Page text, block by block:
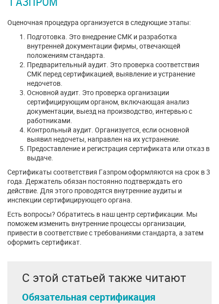
Оценочная процедура организуется в следующие этапы:
Подготовка. Это внедрение СМК и разработка
внутренней документации фирмы, отвечающей
положениям стандарта.
Предварительный аудит. Это проверка соответствия
СМК перед сертификацией, выявление и устранение
недочетов.
Основной аудит. Это проверка организации
сертифицирующим органом, включающая анализ
документации, выезд на производство, интервью с
работниками.
Контрольный аудит. Организуется, если основной
выявил недочеты, направлен на их устранение.
Предоставление и регистрация сертификата или отказ в
выдаче.
Сертификаты соответствия Газпром оформляются на срок в 3
года. Держатель обязан постоянно подтверждать его
действие. Для этого проводятся внутренние аудиты и
инспекции сертифицирующего органа.
Есть вопросы? Обратитесь в наш центр сертификации. Мы
поможем изменить внутренние процессы организации,
привести в соответствие с требованиями стандарта, а затем
оформить сертификат.
С этой статьей также читают
Обязательная сертификация